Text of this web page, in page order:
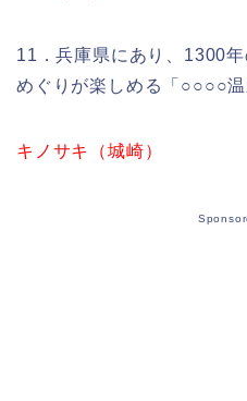
11．兵庫県にあり、1300
めぐりが楽しめる「○○○○温
キノサキ（城崎）